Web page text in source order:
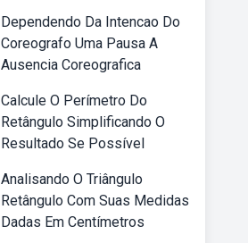
Dependendo Da Intencao Do
Coreografo Uma Pausa A
Ausencia Coreografica
Calcule O Perímetro Do
Retângulo Simplificando O
Resultado Se Possível
Analisando O Triângulo
Retângulo Com Suas Medidas
Dadas Em Centímetros